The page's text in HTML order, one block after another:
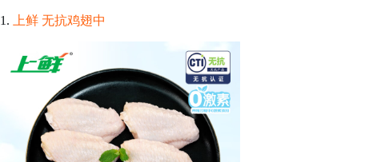
1. 上鲜 无抗鸡翅中